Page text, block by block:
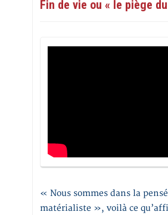
Fin de vie ou « le piège
« Nous sommes dans la
matérialiste », voilà ce